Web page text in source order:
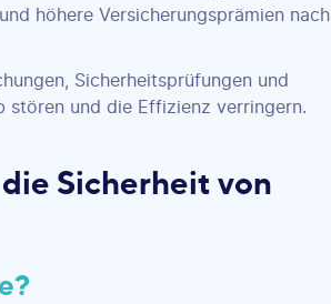
höhere Versicherungsprämien nach
Sicherheitsprüfungen und
stören und die Effizienz verringern.
Sicherheit von